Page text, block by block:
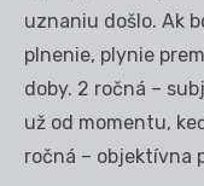
uznaniu došlo. Ak
plnenie, plynie
doby. 2 ročná –
už od momentu,
ročná – objektívna